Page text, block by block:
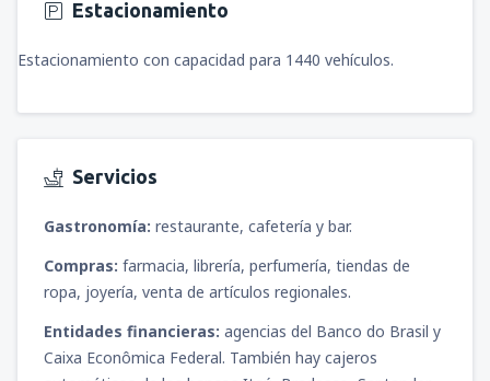
DESDE 74USD
desdePucallpa, Cap. David Abensur
DESDE 81USD
desdeTacna, Cnl. FAP Carlos Ciriani Santa
DESDE 98USD
desde
Trujillo, Cap. FAP Carlos Martínez de
Pinillos (TRU)
DESDE 71USD
Estacionamiento
Estacionamiento con capacidad para 1440 vehículos.
Servicios
Gastronomía: restaurante, cafetería y bar.
Compras: farmacia, librería, perfumería, tiendas de
ropa, joyería, venta de artículos regionales.
Entidades financieras: agencias del Banco do Brasil y
Caixa Econômica Federal. También hay cajeros